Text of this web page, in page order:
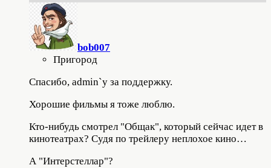
bob007
Пригород
Спасибо, admin`у за поддержку.
Хорошие фильмы я тоже люблю.
Кто-нибудь смотрел "Общак", который сейчас идет в
кинотеатрах? Судя по трейлеру неплохое кино…
А "Интерстеллар"?